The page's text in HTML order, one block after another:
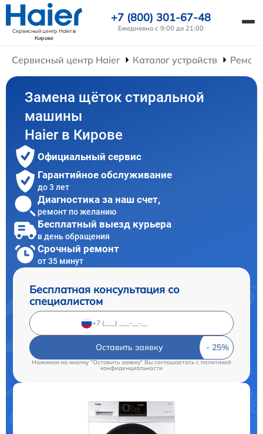
Сервисный центр Haierв
Кирове
+7 (800) 301-67-48
Ежедневно с 9:00 до 21:00
Сервисный центр Haier Каталог устройств
Замена щёток стиральной
машины
Haier в Кирове
Официальный сервис
Гарантийное обслуживание
до 3 лет
Диагностика за наш счет,
ремонт по желанию
Бесплатный выезд курьера
в день обращения
Срочный ремонт
от 35 минут
Бесплатная консультация со
специалистом
Оставить заявку
Нажимая на кнопку "Оставить заявку" Вы соглашаетесь cполитикой
конфиденциальности